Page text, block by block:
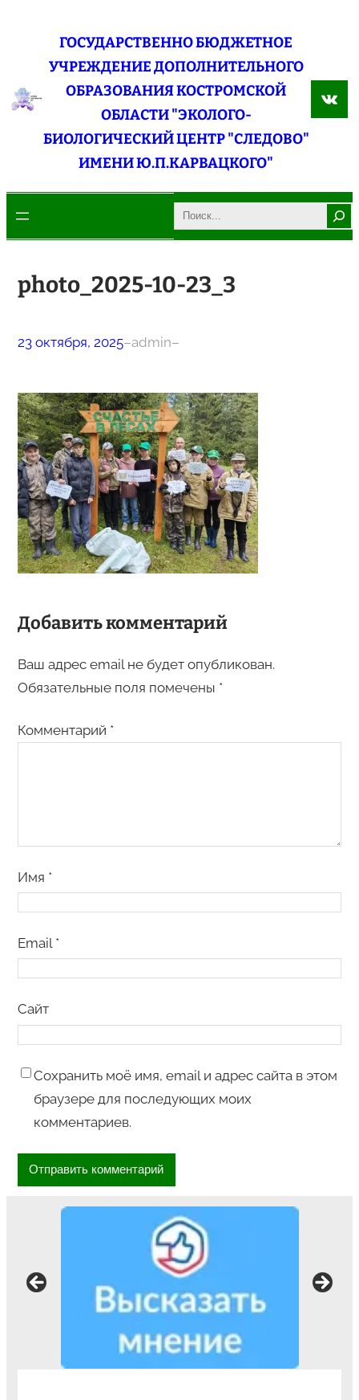
содержимому
ГОСУДАРСТВЕННО БЮДЖЕТНОЕ
УЧРЕЖДЕНИЕ ДОПОЛНИТЕЛЬНОГО
ОБРАЗОВАНИЯ КОСТРОМСКОЙ
ОБЛАСТИ "ЭКОЛОГО-
БИОЛОГИЧЕСКИЙ ЦЕНТР "СЛЕДОВО"
ИМЕНИ Ю.П.КАРВАЦКОГО"
Search
photo_2025-10-23_3
23 октября, 2025–admin–
Добавить комментарий
Ваш адрес email не будет опубликован.
Обязательные поля помечены *
Комментарий *
Имя *
Email *
Сайт
Сохранить моё имя, email и адрес сайта в этом
браузере для последующих моих
комментариев.